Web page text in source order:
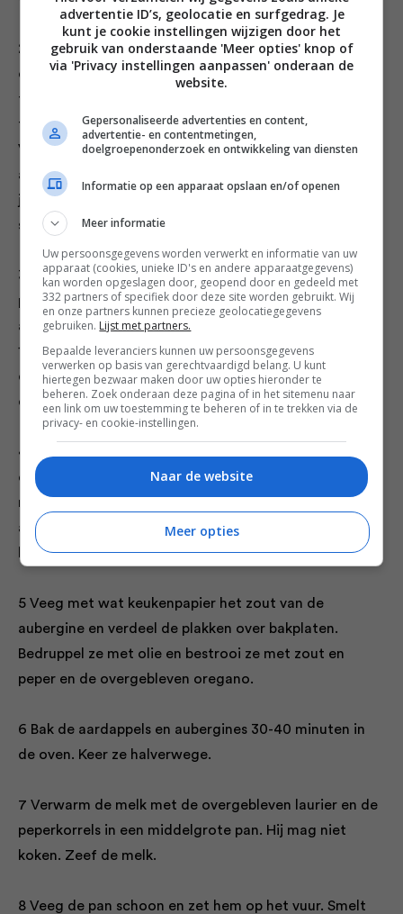
2 Giet de wijn erbij en wacht tot hij is opgenomen. Doe
de kikkererwten (met het vocht uit het blik), linzen,
tomaten en 2 laurierblaadjes erbij. Vul een van de
tomatenblikken met water en giet het erbij in de pan.
Voeg zout en peper naar smaak toe, breng het geheel
aan de kook en laat afgedekt 1 uur zachtjes stoven tot
je een dikke, lekkere ragout hebt. Haal voor het
serveren de laurier eruit.
3 Verwarm de oven voor op 180 °C en breng een grote
pan gezouten water aan de kook. Leg de plakken
aubergine op een bakplaat, bestrooi met zout en laat
10 minuten staan. Kook de aardappels 3-4 minuten in
de pan water. Giet de aardappels af en stoom ze
droog.
4 Doe de aardappels in een ovenschaal (ca. 26 x 33
cm). Bestrooi met een beetje zout en peper, bedruppel
met olie en bestrooi met 1 theelepel oregano. Schep
alles om zodat de aardappels aan alle kanten zijn
besmeerd.
5 Veeg met wat keukenpapier het zout van de
aubergine en verdeel de plakken over bakplaten.
Bedruppel ze met olie en bestrooi ze met zout en
peper en de overgebleven oregano.
6 Bak de aardappels en aubergines 30-40 minuten in
de oven. Keer ze halverwege.
7 Verwarm de melk met de overgebleven laurier en de
peperkorrels in een middelgrote pan. Hij mag niet
koken. Zeef de melk.
8 Veeg de pan schoon en zet hem op het vuur. Smelt
advertentie ID’s, geolocatie en surfgedrag. Je
kunt je cookie instellingen wijzigen door het
gebruik van onderstaande 'Meer opties' knop of
via 'Privacy instellingen aanpassen' onderaan de
website.
Gepersonaliseerde advertenties en content,
advertentie- en contentmetingen,
doelgroepenonderzoek en ontwikkeling van diensten
Informatie op een apparaat opslaan en/of openen
Meer informatie
Uw persoonsgegevens worden verwerkt en informatie van uw
apparaat (cookies, unieke ID's en andere apparaatgegevens)
kan worden opgeslagen door, geopend door en gedeeld met
332 partners of specifiek door deze site worden gebruikt. Wij
en onze partners kunnen precieze geolocatiegegevens
gebruiken. Lijst met partners.
Bepaalde leveranciers kunnen uw persoonsgegevens
verwerken op basis van gerechtvaardigd belang. U kunt
hiertegen bezwaar maken door uw opties hieronder te
beheren. Zoek onderaan deze pagina of in het sitemenu naar
een link om uw toestemming te beheren of in te trekken via de
privacy- en cookie-instellingen.
Naar de website
Meer opties